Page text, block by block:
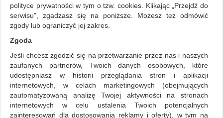
ZNALEZIONYCH PRODUKTÓW: 1
ZSZYWACZE ELEKTRYCZNE
Sortuj po
Siatka Lista
polityce prywatności w tym o tzw. cookies. Klikając „Przejdź do
serwisu”, zgadzasz się na poniższe. Możesz też odmówić
zgody lub ograniczyć jej zakres.
Zgoda
Jeśli chcesz zgodzić się na przetwarzanie przez nas i naszych
zaufanych partnerów, Twoich danych osobowych, które
udostępniasz w historii przeglądania stron i aplikacji
internetowych, w celach marketingowych (obejmujących
zautomatyzowaną analizę Twojej aktywności na stronach
internetowych w celu ustalenia Twoich potencjalnych
zainteresowań dla dostosowania reklamy i oferty), w tym na